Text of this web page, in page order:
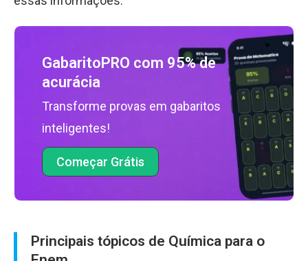
GabaritoPRO com 95% de
acurácia
Transforme provas em gabaritos
inteligentes!
Começar Grátis
Principais tópicos de Química para o